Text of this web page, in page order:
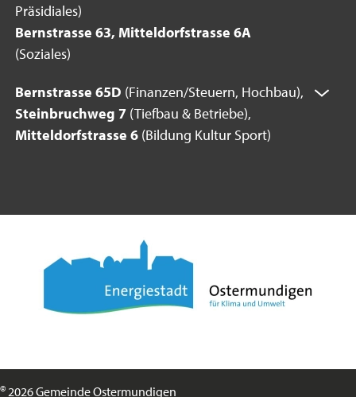
Präsidiales)
Bernstrasse 63, Mitteldorfstrasse 6A
(Soziales)
Bernstrasse 65D (Finanzen/Steuern, Hochbau),
Steinbruchweg 7 (Tiefbau & Betriebe),
Mitteldorfstrasse 6 (Bildung Kultur Sport)
© 2026 Gemeinde Ostermundigen